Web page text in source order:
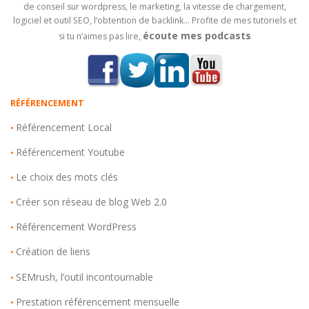
de conseil sur wordpress, le marketing, la vitesse de chargement,
logiciel et outil SEO, l’obtention de backlink… Profite de mes tutoriels et
si tu n’aimes pas lire, écoute mes podcasts
RÉFÉRENCEMENT
• Référencement Local
• Référencement Youtube
• Le choix des mots clés
• Créer son réseau de blog Web 2.0
• Référencement WordPress
• Création de liens
• SEMrush, l’outil incontournable
• Prestation référencement mensuelle